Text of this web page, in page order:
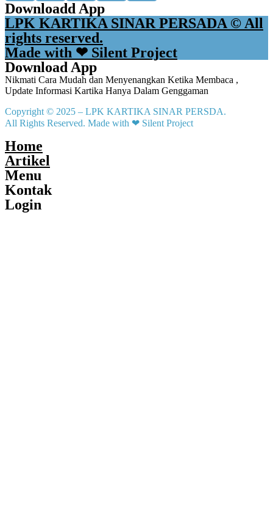
Downloadd App
LPK KARTIKA SINAR PERSADA © All
rights reserved.
Made with ❤ Silent Project
Download App
Nikmati Cara Mudah dan Menyenangkan Ketika Membaca ,
Update Informasi Kartika Hanya Dalam Genggaman
Copyright © 2025 – LPK KARTIKA SINAR PERSDA.
All Rights Reserved. Made with ❤ Silent Project
Home
Artikel
Menu
Kontak
Login